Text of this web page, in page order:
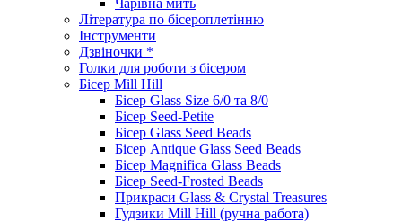
Література по бісероплетінню
Інструменти
Дзвіночки *
Голки для роботи з бісером
Бісер Mill Hill
Бісер Glass Size 6/0 та 8/0
Бісер Seed-Petite
Бісер Glass Seed Beads
Бісер Antique Glass Seed Beads
Бісер Magnifica Glass Beads
Бісер Seed-Frosted Beads
Прикраси Glass & Crystal Treasures
Гудзики Mill Hill (ручна работа)